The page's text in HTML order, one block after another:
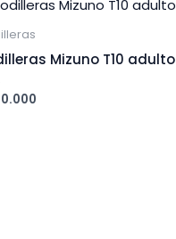
Mizuno T10 adulto